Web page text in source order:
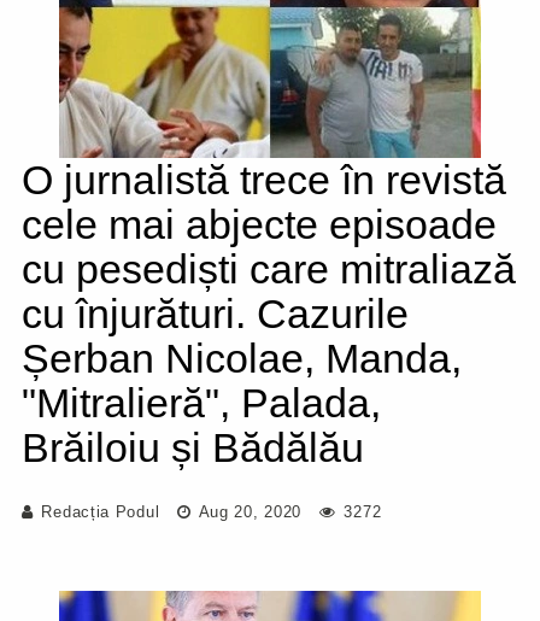
O jurnalistă trece în revistă
cele mai abjecte episoade
cu pesediști care mitraliază
cu înjurături. Cazurile
Șerban Nicolae, Manda,
"Mitralieră", Palada,
Brăiloiu și Bădălău
Redacția Podul Aug 20, 2020 3272